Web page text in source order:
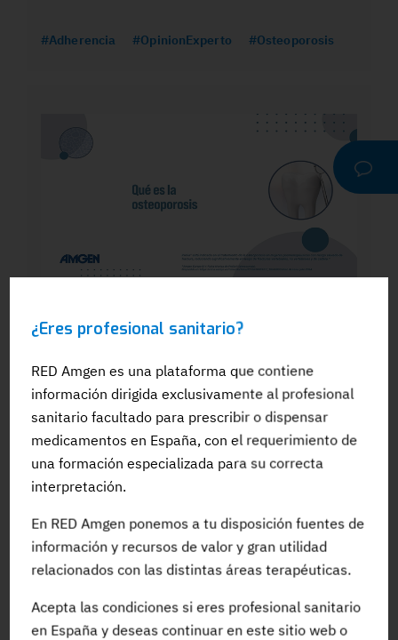
¿Eres profesional sanitario?
RED Amgen es una plataforma que contiene
información dirigida exclusivamente al profesional
sanitario facultado para prescribir o dispensar
medicamentos en España, con el requerimiento de
una formación especializada para su correcta
interpretación.
En RED Amgen ponemos a tu disposición fuentes de
información y recursos de valor y gran utilidad
relacionados con las distintas áreas terapéuticas.
Acepta las condiciones si eres profesional sanitario
en España y deseas continuar en este sitio web o
#Adherencia #OpinionExperto #Osteoporosis
Dra. Silvia González: El papel del
pacientes en tratamiento para la OP: Qué
es la osteoporosis
ACCEDE A TODA LA FORMACIÓN